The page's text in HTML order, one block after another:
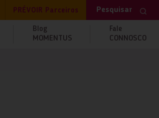
PRÉVOIR Parceiros Pesquisar
Blog
MOMENTUS
Fale
CONNOSCO